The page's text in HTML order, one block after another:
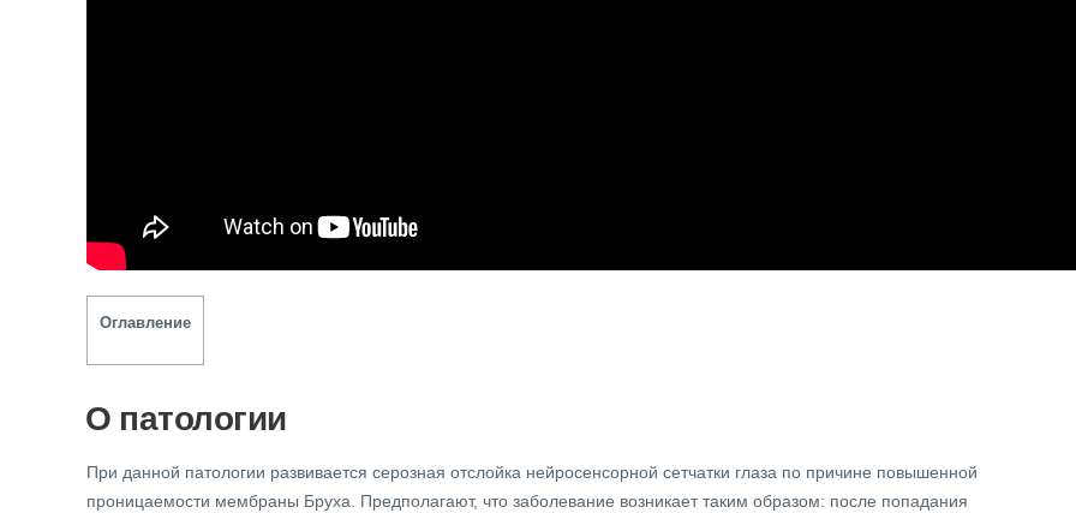
Оглавление
О патологии
При данной патологии развивается серозная отслойка нейросенсорной сетчатки глаза по причине повышенной
проницаемости мембраны Бруха. Предполагают, что заболевание возникает таким образом: после попадания